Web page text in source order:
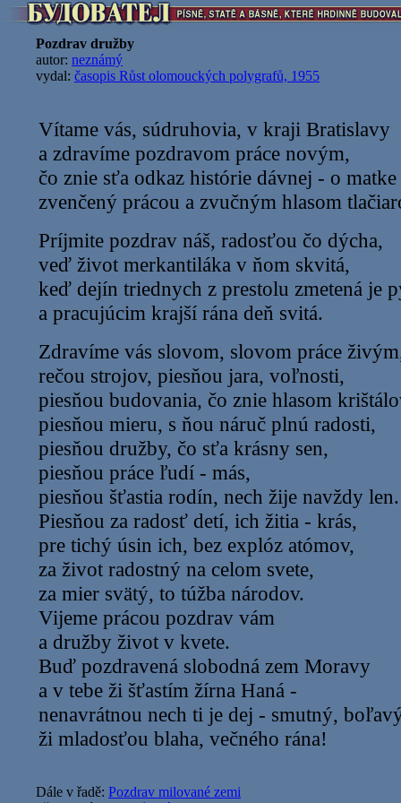
Pozdrav družby
autor: neznámý
vydal: časopis Růst olomouckých polygrafů, 1955
Vítame vás, súdruhovia, v kraji Bratislavy
a zdravíme pozdravom práce novým,
čo znie sťa odkaz histórie dávnej - o
zvenčený prácou a zvučným hlasom
Príjmite pozdrav náš, radosťou čo dýcha,
veď život merkantiláka v ňom skvitá,
keď dejín triednych z prestolu zmetená je
a pracujúcim krajší rána deň svitá.
Zdravíme vás slovom, slovom práce
rečou strojov, piesňou jara, voľnosti,
piesňou budovania, čo znie hlasom
piesňou mieru, s ňou náruč plnú radosti,
piesňou družby, čo sťa krásny sen,
piesňou práce ľudí - más,
piesňou šťastia rodín, nech žije navždy len.
Piesňou za radosť detí, ich žitia - krás,
pre tichý úsin ich, bez explóz atómov,
za život radostný na celom svete,
za mier svätý, to túžba národov.
Vijeme prácou pozdrav vám
a družby život v kvete.
Buď pozdravená slobodná zem Moravy
a v tebe ži šťastím žírna Haná -
nenavrátnou nech ti je dej - smutný,
ži mladosťou blaha, večného rána!
Dále v řadě: Pozdrav milované zemi